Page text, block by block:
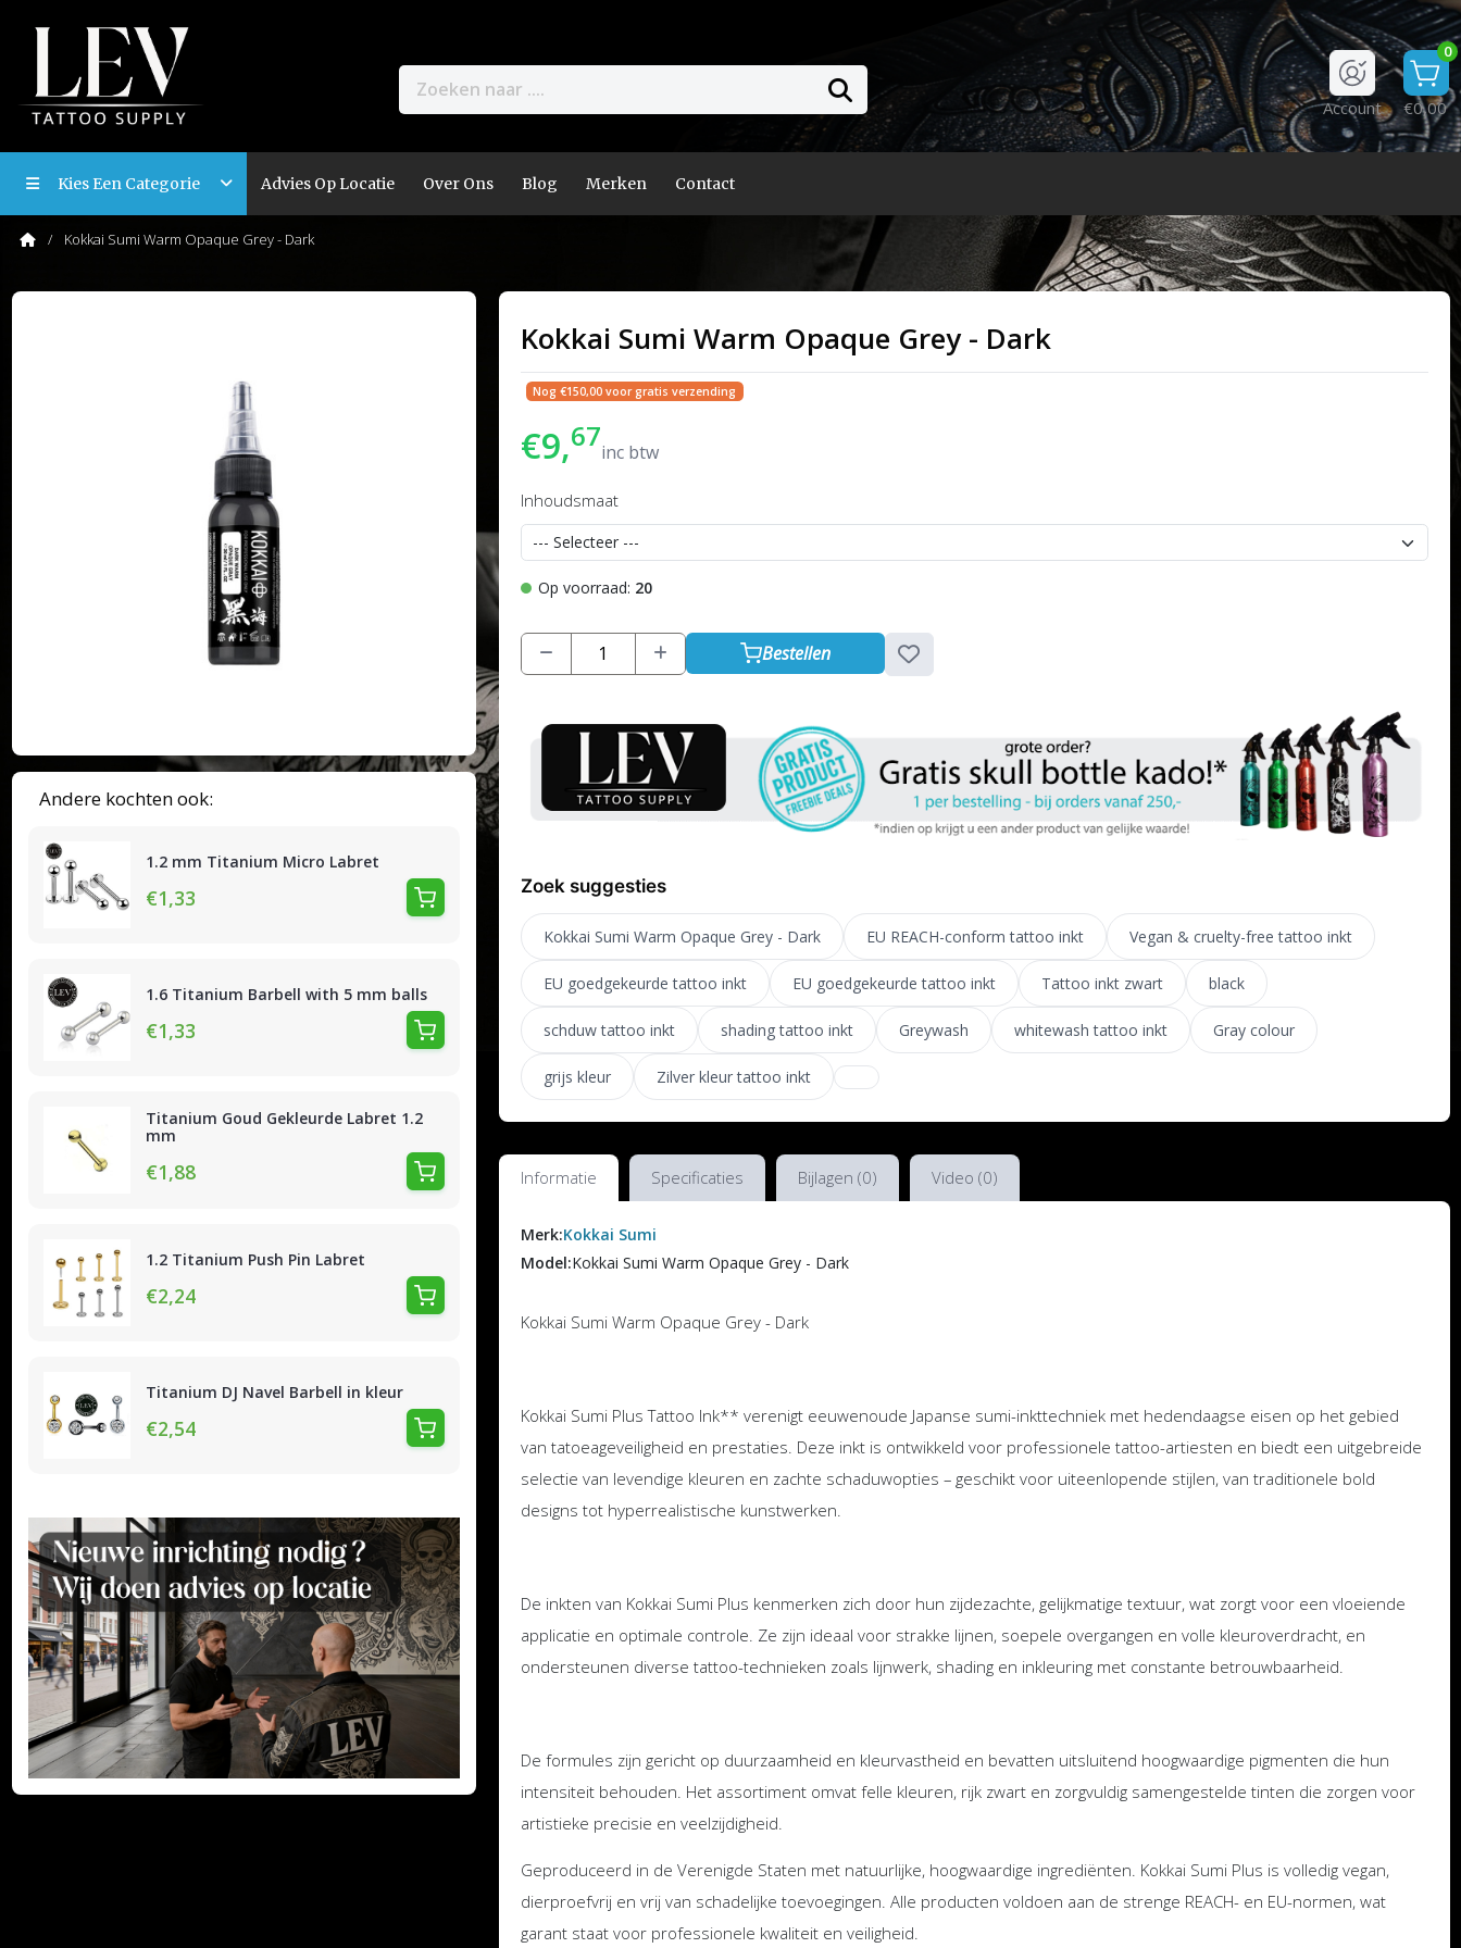
0
€0,00
Account
Kies Een Categorie Advies Op Locatie Over Ons Blog Merken Contact
Kokkai Sumi Warm Opaque Grey - Dark
Andere kochten ook:
1.2 mm Titanium Micro Labret
€1,33
1.6 Titanium Barbell with 5 mm balls
€1,33
Titanium Goud Gekleurde Labret 1.2
mm
€1,88
1.2 Titanium Push Pin Labret
€2,24
Titanium DJ Navel Barbell in kleur
€2,54
Kokkai Sumi Warm Opaque Grey - Dark
Nog €150,00 voor gratis verzending
€9,67inc btw
Inhoudsmaat
Op voorraad: 20
Bestellen
Zoek suggesties
Kokkai Sumi Warm Opaque Grey - Dark EU REACH-conform tattoo inkt Vegan & cruelty-free tattoo inkt
EU goedgekeurde tattoo inkt EU goedgekeurde tattoo inkt Tattoo inkt zwart black
schduw tattoo inkt shading tattoo inkt Greywash whitewash tattoo inkt Gray colour
grijs kleur Zilver kleur tattoo inkt
Informatie Specificaties Bijlagen (0) Video (0)
Merk:Kokkai Sumi
Model:Kokkai Sumi Warm Opaque Grey - Dark
Kokkai Sumi Warm Opaque Grey - Dark
Kokkai Sumi Plus Tattoo Ink** verenigt eeuwenoude Japanse sumi-inkttechniek met hedendaagse eisen op het gebied
van tatoeageveiligheid en prestaties. Deze inkt is ontwikkeld voor professionele tattoo-artiesten en biedt een uitgebreide
selectie van levendige kleuren en zachte schaduwopties – geschikt voor uiteenlopende stijlen, van traditionele bold
designs tot hyperrealistische kunstwerken.
De inkten van Kokkai Sumi Plus kenmerken zich door hun zijdezachte, gelijkmatige textuur, wat zorgt voor een vloeiende
applicatie en optimale controle. Ze zijn ideaal voor strakke lijnen, soepele overgangen en volle kleuroverdracht, en
ondersteunen diverse tattoo-technieken zoals lijnwerk, shading en inkleuring met constante betrouwbaarheid.
De formules zijn gericht op duurzaamheid en kleurvastheid en bevatten uitsluitend hoogwaardige pigmenten die hun
intensiteit behouden. Het assortiment omvat felle kleuren, rijk zwart en zorgvuldig samengestelde tinten die zorgen voor
artistieke precisie en veelzijdigheid.
Geproduceerd in de Verenigde Staten met natuurlijke, hoogwaardige ingrediënten. Kokkai Sumi Plus is volledig vegan,
dierproefvrij en vrij van schadelijke toevoegingen. Alle producten voldoen aan de strenge REACH- en EU-normen, wat
garant staat voor professionele kwaliteit en veiligheid.